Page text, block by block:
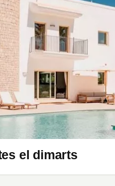
el dimarts